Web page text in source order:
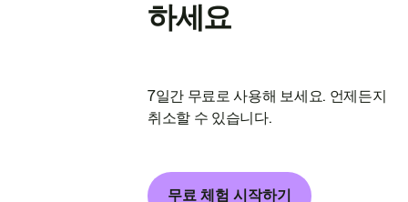
하세요
7일간 무료로 사용해 보세요. 언제든지
취소할 수 있습니다.
무료 체험 시작하기